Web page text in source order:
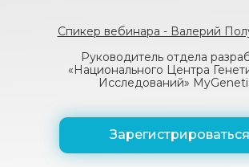
Спикер вебинара - Валерий
Руководитель отдела
«Национального Центра
Исследований»
Зарегистрироваться